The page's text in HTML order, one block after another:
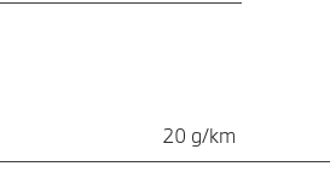
20 g/km